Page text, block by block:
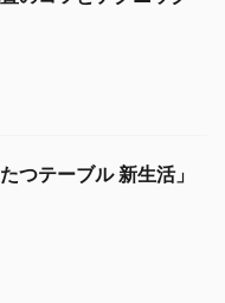
つテーブル 新生活」